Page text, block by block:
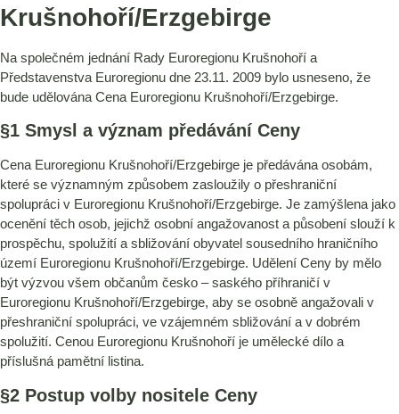
Krušnohoří/Erzgebirge
Na společném jednání Rady Euroregionu Krušnohoří a
Představenstva Euroregionu dne 23.11. 2009 bylo usneseno, že
bude udělována Cena Euroregionu Krušnohoří/Erzgebirge.
§1 Smysl a význam předávání Ceny
Cena Euroregionu Krušnohoří/Erzgebirge je předávána osobám,
které se významným způsobem zasloužily o přeshraniční
spolupráci v Euroregionu Krušnohoří/Erzgebirge. Je zamýšlena jako
ocenění těch osob, jejichž osobní angažovanost a působení slouží k
prospěchu, spolužití a sbližování obyvatel sousedního hraničního
území Euroregionu Krušnohoří/Erzgebirge. Udělení Ceny by mělo
být výzvou všem občanům česko – saského příhraničí v
Euroregionu Krušnohoří/Erzgebirge, aby se osobně angažovali v
přeshraniční spolupráci, ve vzájemném sbližování a v dobrém
spolužití. Cenou Euroregionu Krušnohoří je umělecké dílo a
příslušná pamětní listina.
§2 Postup volby nositele Ceny